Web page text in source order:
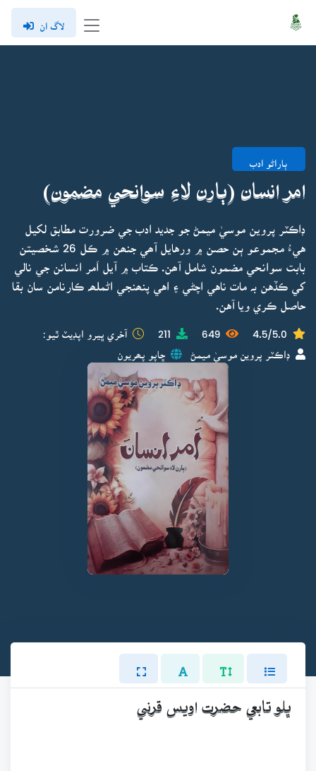
لاگ ان
ٻاراڻو ادب
امر انسان (ٻارن لاءِ سوانحي مضمون)
ڊاڪٽر پروين موسيٰ ميمڻ جو جديد ادب جي ضرورت مطابق لکيل
بابت سوانحي مضمون شامل آھن. ڪتاب ۾ آيل اَمر انسانن جي نالي
کي ڪڏهن بہ مات ناهي اچڻي ۽ اهي پنھنجي اڻملھہ ڪارنامن سان بقا
حاصل ڪري ويا آهن.
4.5/5.0
649
211 آخري ڀيرو اپڊيٽ ٿيو:
ڊاڪٽر پروين موسيٰ ميمڻ ڇاپو پھريون
ڀلو تابعي حضرت اويس قرني